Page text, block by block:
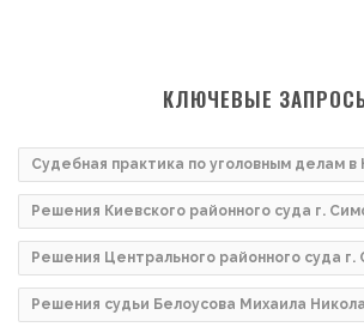
КЛЮЧЕВЫЕ
Судебная практика по уголовным делам в
Решения Киевского районного суда г.
Решения Центрального районного суда
Решения судьи Белоусова Михаила